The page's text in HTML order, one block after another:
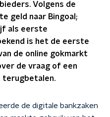
Volgens de
geld naar Bingoal;
als eerste
is het de eerste
de online gokmarkt
de vraag of een
terugbetalen.
de digitale bankzaken